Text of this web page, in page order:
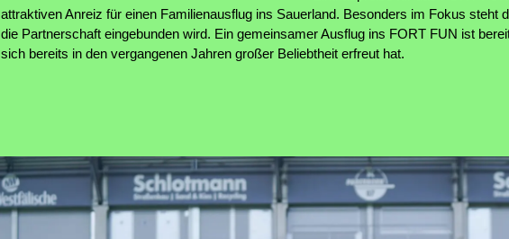
attraktiven Anreiz für einen Familienausflug ins Sauerland. Besonders im Fokus steht
die Partnerschaft eingebunden wird. Ein gemeinsamer Ausflug ins FORT FUN ist
sich bereits in den vergangenen Jahren großer Beliebtheit erfreut hat.